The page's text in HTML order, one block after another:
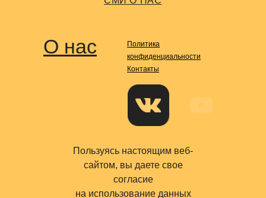
О нас
Политика
конфиденциальности
Контакты
Пользуясь настоящим веб-
сайтом, вы даете свое
согласие
на использование данных